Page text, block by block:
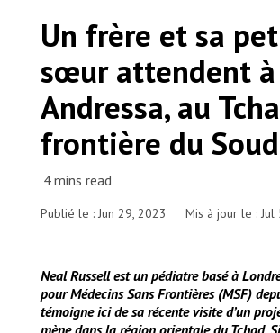
Les États négligent leur obligation de
personnes civiles et les services de santé
de guerre
Urgence Ebola
Séismes au Venezuela : conséquences et
de MSF
Dons des fondations
Partenariat d’entreprise
Les Amis de MSF
Devenez bénévoles au Canada
Travailler avec MSF
Travailler à l’étranger
Travailler au Canada
Nous recrutons : Logisticien ou
technique
enfants sur le site d'Andréssa, dans la
Sila, prend le poids et les paramètres
enfant. Tchad, 2023. © MSF
Un frère et sa
sœur attendent à
Andressa, au
frontière du
Publié le : Jun 29, 2023 Mis à jour le : Jul
Neal Russellest un pédiatre basé à
pour Médecins Sans Frontières (MSF)
témoigne ici de sa récente visite d’un
mène dans la région orientale du Tchad,